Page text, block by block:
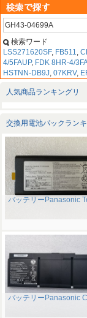
検索ワード
LSS271620SF, FB511,
4/5FAUP, FDK 8HR-4/
HSTNN-DB9J, 07KRV,
人気商品ランキングリ
交換用電池パックランキ
バッテリーPanasonic
バッテリーPanasonic